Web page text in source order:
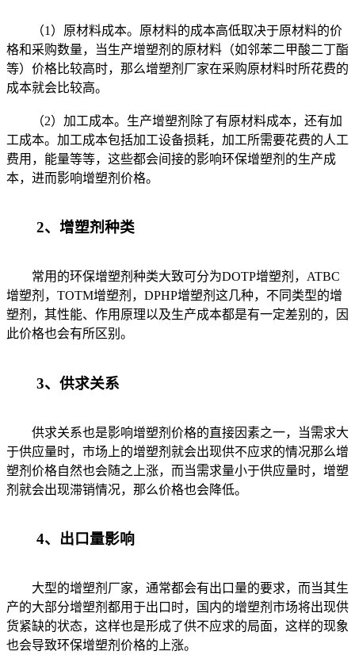
（1）原材料成本。原材料的成本高低取决于原材料的价
格和采购数量，当生产增塑剂的原材料（如邻苯二甲酸二丁酯
等）价格比较高时，那么增塑剂厂家在采购原材料时所花费的
成本就会比较高。
（2）加工成本。生产增塑剂除了有原材料成本，还有加
工成本。加工成本包括加工设备损耗，加工所需要花费的人工
费用，能量等等，这些都会间接的影响环保增塑剂的生产成
本，进而影响增塑剂价格。
2、增塑剂种类
常用的环保增塑剂种类大致可分为DOTP增塑剂，ATBC
增塑剂，TOTM增塑剂，DPHP增塑剂这几种，不同类型的增
塑剂，其性能、作用原理以及生产成本都是有一定差别的，因
此价格也会有所区别。
3、供求关系
供求关系也是影响增塑剂价格的直接因素之一，当需求大
于供应量时，市场上的增塑剂就会出现供不应求的情况那么增
塑剂价格自然也会随之上涨，而当需求量小于供应量时，增塑
剂就会出现滞销情况，那么价格也会降低。
4、出口量影响
大型的增塑剂厂家，通常都会有出口量的要求，而当其生
产的大部分增塑剂都用于出口时，国内的增塑剂市场将出现供
货紧缺的状态，这样也是形成了供不应求的局面，这样的现象
也会导致环保增塑剂价格的上涨。